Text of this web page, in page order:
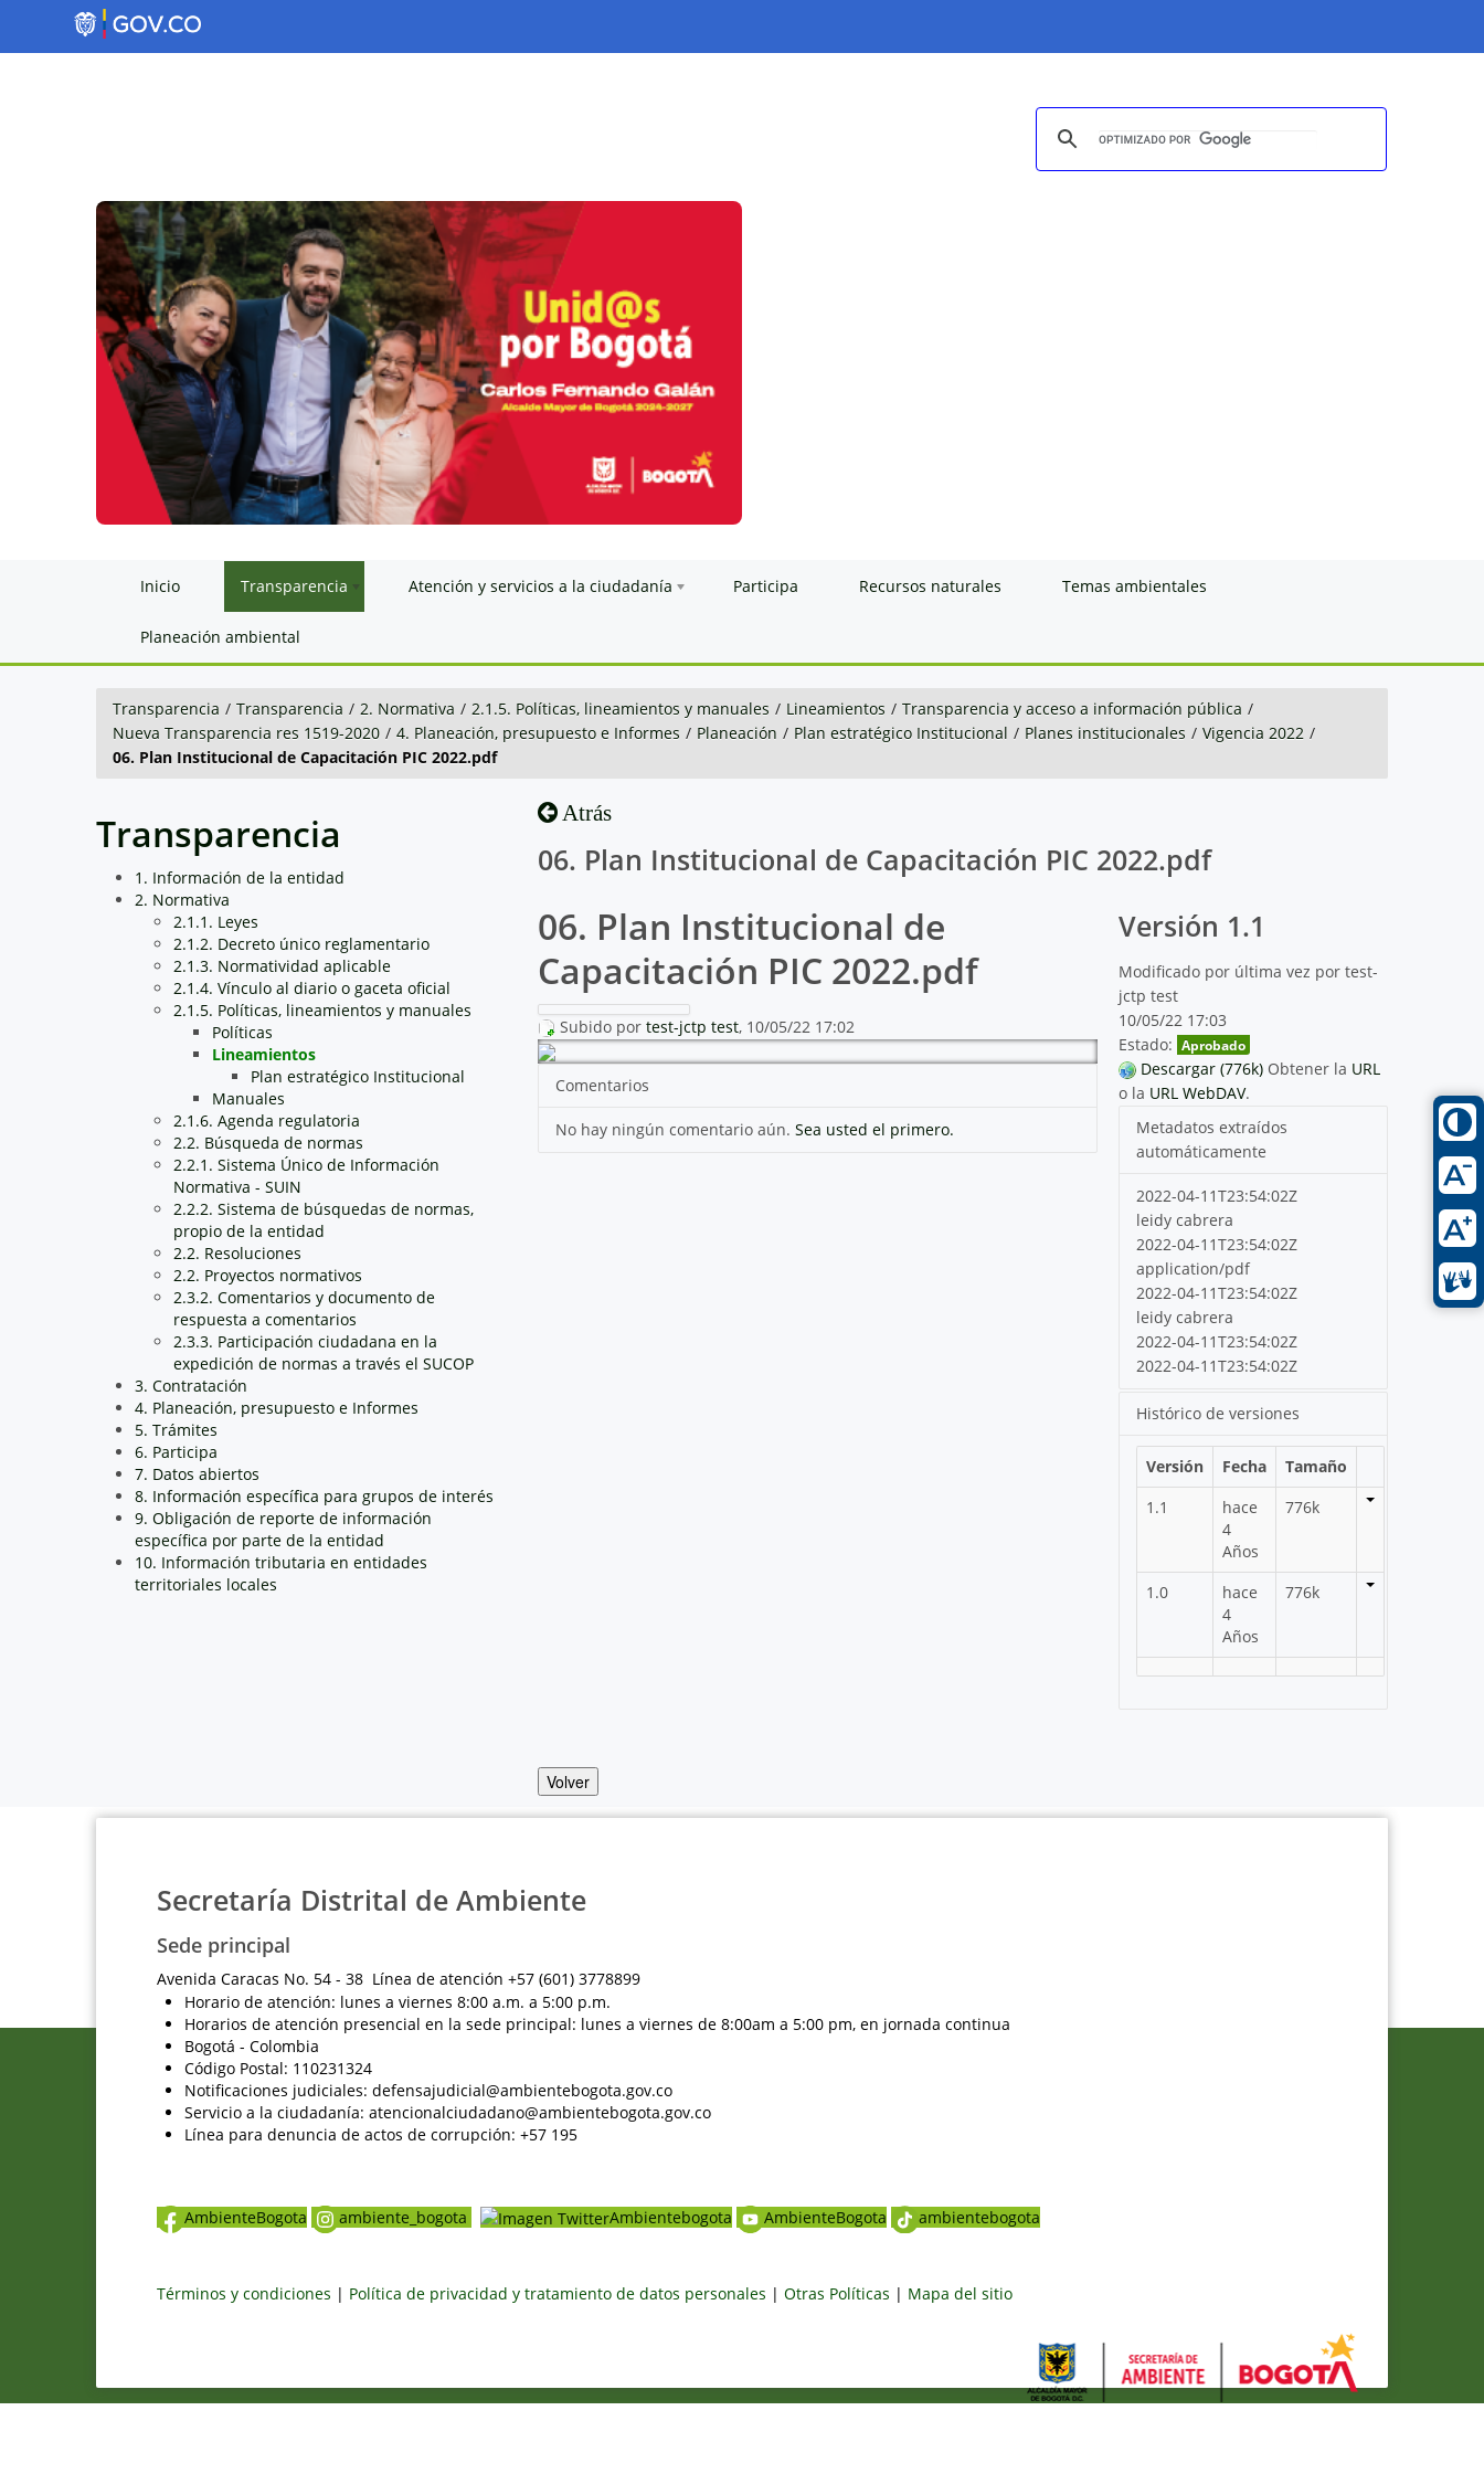
Inicio Transparencia Atención y servicios a la ciudadanía Participa Recursos naturales Temas ambientales
Planeación ambiental
Transparencia / Transparencia / 2. Normativa / 2.1.5. Políticas, lineamientos y manuales / Lineamientos / Transparencia y acceso a información pública /
Nueva Transparencia res 1519-2020 / 4. Planeación, presupuesto e Informes / Planeación / Plan estratégico Institucional / Planes institucionales / Vigencia 2022 /
06. Plan Institucional de Capacitación PIC 2022.pdf
Transparencia
1. Información de la entidad
2. Normativa
2.1.1. Leyes
2.1.2. Decreto único reglamentario
2.1.3. Normatividad aplicable
2.1.4. Vínculo al diario o gaceta oficial
2.1.5. Políticas, lineamientos y manuales
Políticas
Lineamientos
Plan estratégico Institucional
Manuales
2.1.6. Agenda regulatoria
2.2. Búsqueda de normas
2.2.1. Sistema Único de Información
Normativa - SUIN
2.2.2. Sistema de búsquedas de normas,
propio de la entidad
2.2. Resoluciones
2.2. Proyectos normativos
2.3.2. Comentarios y documento de
respuesta a comentarios
2.3.3. Participación ciudadana en la
expedición de normas a través el SUCOP
3. Contratación
4. Planeación, presupuesto e Informes
5. Trámites
6. Participa
7. Datos abiertos
8. Información específica para grupos de interés
9. Obligación de reporte de información
específica por parte de la entidad
10. Información tributaria en entidades
territoriales locales
Atrás
06. Plan Institucional de Capacitación PIC 2022.pdf
06. Plan Institucional de
Capacitación PIC 2022.pdf
Subido por test-jctp test, 10/05/22 17:02
Comentarios
No hay ningún comentario aún. Sea usted el primero.
Versión 1.1
Modificado por última vez por test-
jctp test
10/05/22 17:03
Estado: Aprobado
Descargar (776k) Obtener la URL
o la URL WebDAV.
Metadatos extraídos
automáticamente
2022-04-11T23:54:02Z
leidy cabrera
2022-04-11T23:54:02Z
application/pdf
2022-04-11T23:54:02Z
leidy cabrera
2022-04-11T23:54:02Z
2022-04-11T23:54:02Z
Histórico de versiones
Versión Fecha
Tamaño
1.1
hace
4
Años
776k
1.0
hace
4
Años
776k
Volver
Secretaría Distrital de Ambiente
Sede principal
Avenida Caracas No. 54 - 38 Línea de atención +57 (601) 3778899
Horario de atención: lunes a viernes 8:00 a.m. a 5:00 p.m.
Horarios de atención presencial en la sede principal: lunes a viernes de 8:00am a 5:00 pm, en jornada continua
Bogotá - Colombia
Código Postal: 110231324
Notificaciones judiciales: defensajudicial@ambientebogota.gov.co
Servicio a la ciudadanía: atencionalciudadano@ambientebogota.gov.co
Línea para denuncia de actos de corrupción: +57 195
AmbienteBogota ambiente_bogota Ambientebogota AmbienteBogota ambientebogota
Términos y condiciones | Política de privacidad y tratamiento de datos personales | Otras Políticas | Mapa del sitio